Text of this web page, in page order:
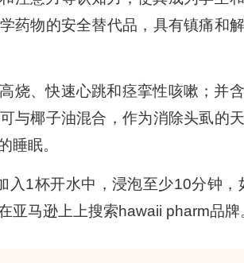
药物的安全替代品，具有镇痛和
烧、快速心跳和痉挛性咳嗽；并
与椰子油混合，作为消除头虱的
睡眠。
入1杯开水中，浸泡至少10分钟
亚马逊上上搜索hawaii pharm品牌